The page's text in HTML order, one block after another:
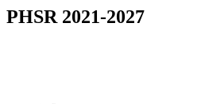
PHSR 2021-2027